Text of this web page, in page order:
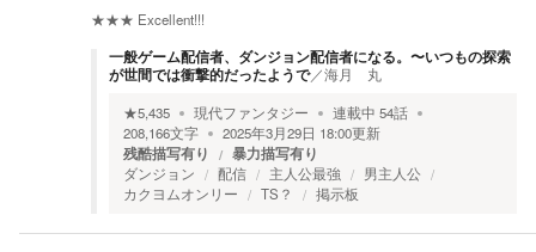
★★★ Excellent!!!
一般ゲーム配信者、ダンジョン配信者になる。〜いつもの探索
が世間では衝撃的だったようで／海月 丸
★5,435 現代ファンタジー 連載中 54話
208,166文字 2025年3月29日 18:00更新
残酷描写有り 暴力描写有り
ダンジョン 配信 主人公最強
男主人公
カクヨムオンリー
TS？ 掲示板